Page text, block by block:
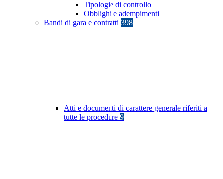
Tipologie di controllo
Obblighi e adempimenti
Bandi di gara e contratti 398
Atti e documenti di carattere generale riferiti a
tutte le procedure 9